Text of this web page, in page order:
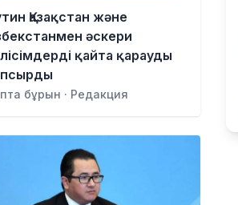
Қазақстан және
әскери
қайта қарауды
бұрын · Редакция